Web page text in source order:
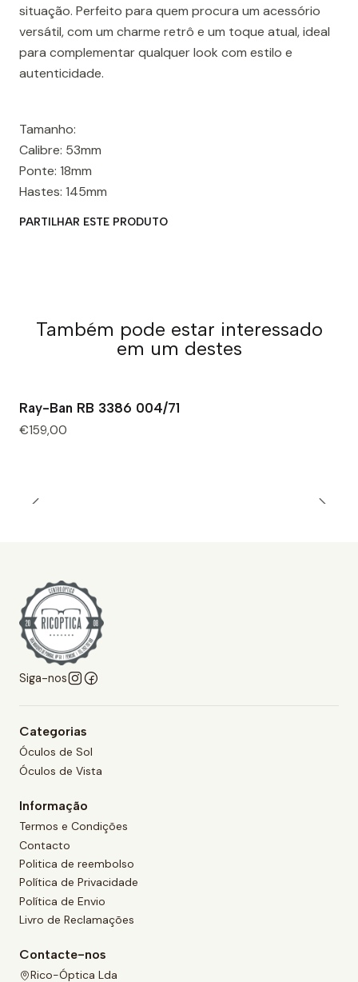
situação. Perfeito para quem procura um acessório
versátil, com um charme retrô e um toque atual, ideal
para complementar qualquer look com estilo e
autenticidade.
Tamanho:
Calibre: 53mm
Ponte: 18mm
Hastes: 145mm
PARTILHAR ESTE PRODUTO
Também pode estar interessado
em um destes
Ray-Ban RB 3386 004/71
€159,00
Siga-nos
Categorias
Óculos de Sol
Óculos de Vista
Informação
Termos e Condições
Contacto
Politica de reembolso
Política de Privacidade
Política de Envio
Livro de Reclamações
Contacte-nos
Rico-Óptica Lda